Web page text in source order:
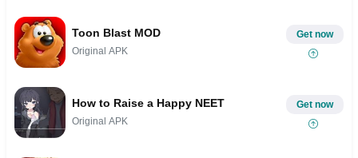
Toon Blast MOD
Original APK
Get now
How to Raise a Happy NEET
Original APK
Get now